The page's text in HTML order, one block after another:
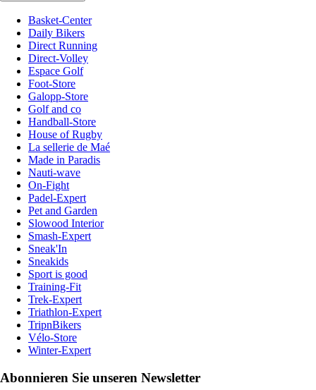
Basket-Center
Daily Bikers
Direct Running
Direct-Volley
Espace Golf
Foot-Store
Galopp-Store
Golf and co
Handball-Store
House of Rugby
La sellerie de Maé
Made in Paradis
Nauti-wave
On-Fight
Padel-Expert
Pet and Garden
Slowood Interior
Smash-Expert
Sneak'In
Sneakids
Sport is good
Training-Fit
Trek-Expert
Triathlon-Expert
TripnBikers
Vélo-Store
Winter-Expert
Abonnieren Sie unseren Newsletter